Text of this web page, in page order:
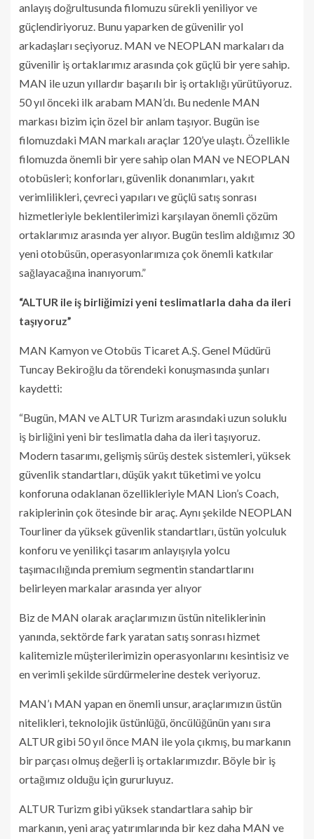
anlayış doğrultusunda filomuzu sürekli yeniliyor ve
güçlendiriyoruz. Bunu yaparken de güvenilir yol
arkadaşları seçiyoruz. MAN ve NEOPLAN markaları da
güvenilir iş ortaklarımız arasında çok güçlü bir yere sahip.
MAN ile uzun yıllardır başarılı bir iş ortaklığı yürütüyoruz.
50 yıl önceki ilk arabam MAN’dı. Bu nedenle MAN
markası bizim için özel bir anlam taşıyor. Bugün ise
filomuzdaki MAN markalı araçlar 120’ye ulaştı. Özellikle
filomuzda önemli bir yere sahip olan MAN ve NEOPLAN
otobüsleri; konforları, güvenlik donanımları, yakıt
verimlilikleri, çevreci yapıları ve güçlü satış sonrası
hizmetleriyle beklentilerimizi karşılayan önemli çözüm
ortaklarımız arasında yer alıyor. Bugün teslim aldığımız 30
yeni otobüsün, operasyonlarımıza çok önemli katkılar
sağlayacağına inanıyorum.”
“ALTUR ile iş birliğimizi yeni teslimatlarla daha da ileri
taşıyoruz”
MAN Kamyon ve Otobüs Ticaret A.Ş. Genel Müdürü
Tuncay Bekiroğlu da törendeki konuşmasında şunları
kaydetti:
“Bugün, MAN ve ALTUR Turizm arasındaki uzun soluklu
iş birliğini yeni bir teslimatla daha da ileri taşıyoruz.
Modern tasarımı, gelişmiş sürüş destek sistemleri, yüksek
güvenlik standartları, düşük yakıt tüketimi ve yolcu
konforuna odaklanan özellikleriyle MAN Lion’s Coach,
rakiplerinin çok ötesinde bir araç. Aynı şekilde NEOPLAN
Tourliner da yüksek güvenlik standartları, üstün yolculuk
konforu ve yenilikçi tasarım anlayışıyla yolcu
taşımacılığında premium segmentin standartlarını
belirleyen markalar arasında yer alıyor
Biz de MAN olarak araçlarımızın üstün niteliklerinin
yanında, sektörde fark yaratan satış sonrası hizmet
kalitemizle müşterilerimizin operasyonlarını kesintisiz ve
en verimli şekilde sürdürmelerine destek veriyoruz.
MAN’ı MAN yapan en önemli unsur, araçlarımızın üstün
nitelikleri, teknolojik üstünlüğü, öncülüğünün yanı sıra
ALTUR gibi 50 yıl önce MAN ile yola çıkmış, bu markanın
bir parçası olmuş değerli iş ortaklarımızdır. Böyle bir iş
ortağımız olduğu için gururluyuz.
ALTUR Turizm gibi yüksek standartlara sahip bir
markanın, yeni araç yatırımlarında bir kez daha MAN ve